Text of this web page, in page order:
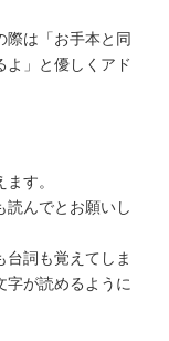
際は「お手本と同
よ」と優しくアド
す。
読んでとお願いし
台詞も覚えてしま
字が読めるように